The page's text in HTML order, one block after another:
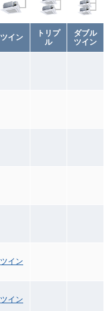
ツイン
トリプ
ル
ダブル
ツイン
ツイン
ツイン